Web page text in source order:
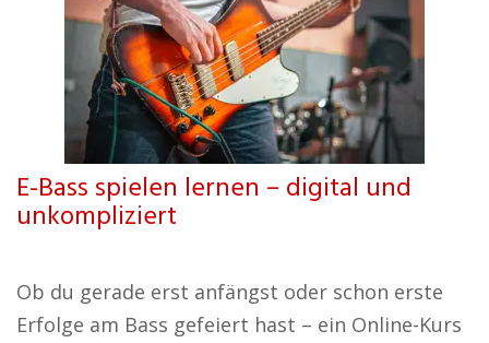
E-Bass spielen lernen – digital und
unkompliziert
Ob du gerade erst anfängst oder schon erste
Erfolge am Bass gefeiert hast – ein Online-Kurs